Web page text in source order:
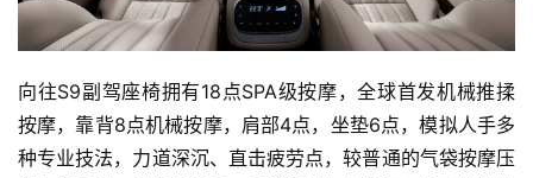
专
栏
向往S9副驾座椅拥有18点SPA级按摩，全球首发机械推揉
按摩，靠背8点机械按摩，肩部4点，坐垫6点，模拟人手多
种专业技法，力道深沉、直击疲劳点，较普通的气袋按摩压